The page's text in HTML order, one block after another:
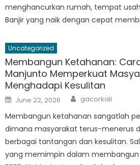
menghancurkan rumah, tempat
Banjir yang naik dengan cepat
Uncategorized
Membangun Ketahanan: Cara
Manjunto Memperkuat
Menghadapi Kesulitan
Posted
on
June 22, 2026 Author
gacorkali
Membangun ketahanan sangatlah
dimana masyarakat terus-menerus
berbagai tantangan dan kesulitan.
yang memimpin dalam